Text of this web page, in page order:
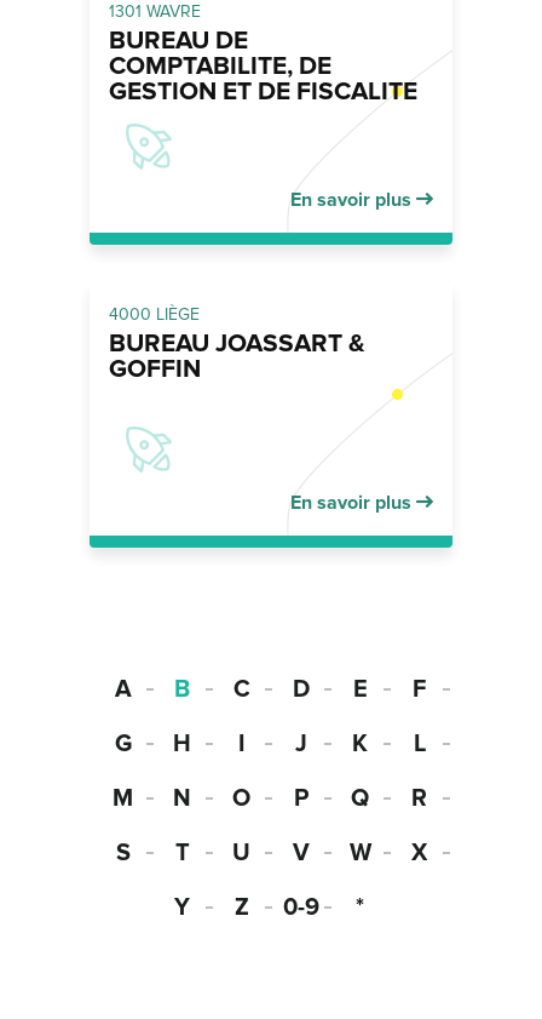
1301 WAVRE
BUREAU DE
COMPTABILITE, DE
GESTION ET DE FISCALITE
En savoir plus
4000 LIÈGE
BUREAU JOASSART &
GOFFIN
En savoir plus
A B C D E
F
G
H I J K
L
M
N O P Q
R
S
T U V W
X
Y
Z 0-9 *